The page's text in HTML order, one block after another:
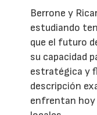
Berrone y
estudiando
que el futuro
su capacidad
estratégica y
descripción
enfrentan hoy